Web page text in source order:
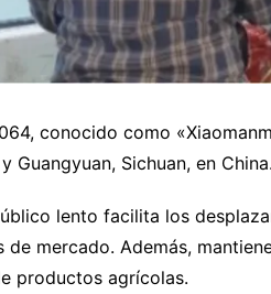
conocido como
Guangyuan, Sichuan, en China.
lento facilita los
de mercado. Además,
productos agrícolas.